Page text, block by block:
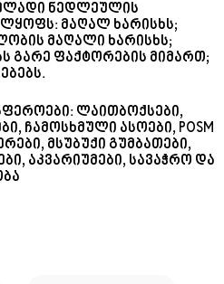
ნედლეულის
მაღალ ხარისხს;
მაღალი ხარისხს;
გარე ფაქტორების მიმართ;
ლაითბოქსები,
ჩამოსხმული ასოები, POSM
მსუბუქი გუმბათები,
აკვარიუმები, სავაჭრო და